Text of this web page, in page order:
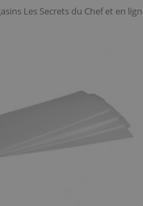
Les Secrets du Chef et en